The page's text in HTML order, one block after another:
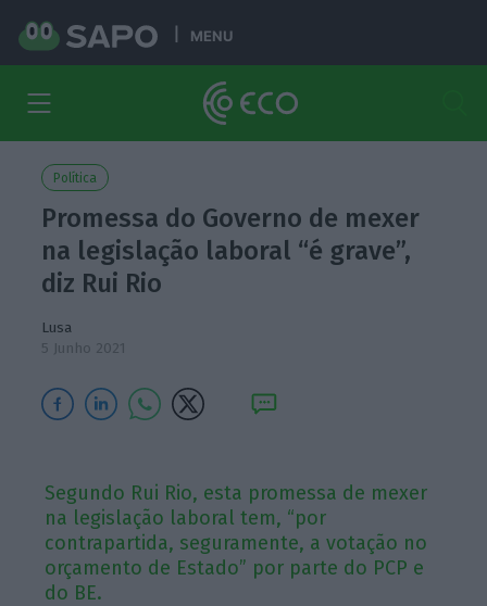
MENU
Política
Promessa do Governo de mexer
na legislação laboral “é grave”,
diz Rui Rio
Lusa
5 Junho 2021
Segundo Rui Rio, esta promessa de mexer
na legislação laboral tem, “por
contrapartida, seguramente, a votação no
orçamento de Estado” por parte do PCP e
do BE.